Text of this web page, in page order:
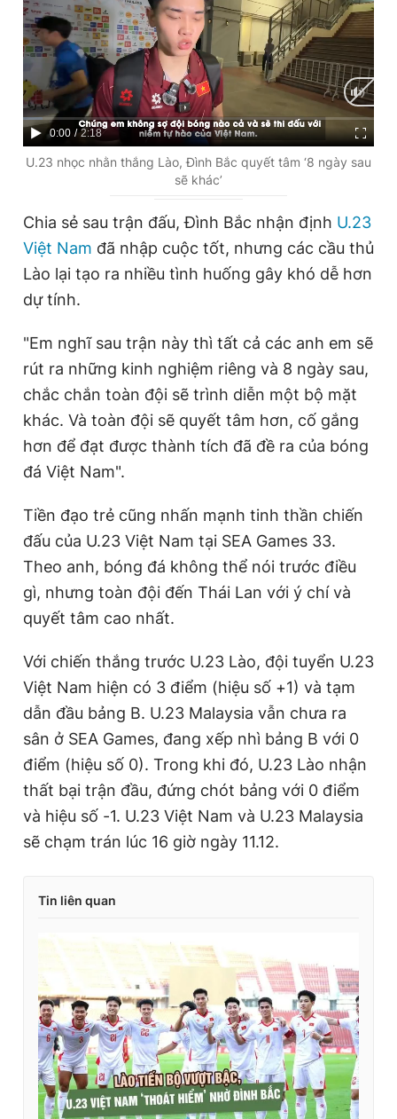
C
u
t
i
m
e
0:00 / D
u
2:18
U.23 nhọc nhằn thắng Lào, Đình Bắc quyết tâm ‘8 ngày sau
sẽ khác’
Chia sẻ sau trận đấu, Đình Bắc nhận định U.23
Việt Nam đã nhập cuộc tốt, nhưng các cầu thủ
Lào lại tạo ra nhiều tình huống gây khó dễ hơn
dự tính.
"Em nghĩ sau trận này thì tất cả các anh em sẽ
rút ra những kinh nghiệm riêng và 8 ngày sau,
chắc chắn toàn đội sẽ trình diễn một bộ mặt
khác. Và toàn đội sẽ quyết tâm hơn, cố gắng
hơn để đạt được thành tích đã đề ra của bóng
đá Việt Nam".
Tiền đạo trẻ cũng nhấn mạnh tinh thần chiến
đấu của U.23 Việt Nam tại SEA Games 33.
Theo anh, bóng đá không thể nói trước điều
gì, nhưng toàn đội đến Thái Lan với ý chí và
quyết tâm cao nhất.
Với chiến thắng trước U.23 Lào, đội tuyển U.23
Việt Nam hiện có 3 điểm (hiệu số +1) và tạm
dẫn đầu bảng B. U.23 Malaysia vẫn chưa ra
sân ở SEA Games, đang xếp nhì bảng B với 0
điểm (hiệu số 0). Trong khi đó, U.23 Lào nhận
thất bại trận đầu, đứng chót bảng với 0 điểm
và hiệu số -1. U.23 Việt Nam và U.23 Malaysia
sẽ chạm trán lúc 16 giờ ngày 11.12.
Tin liên quan